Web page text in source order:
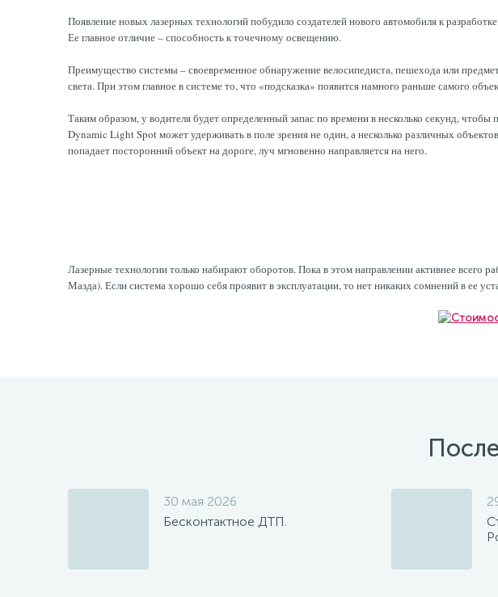
Появление новых лазерных технологий побудило создателей нового автомобиля к
Ее главное отличие – способность к точечному освещению.
Преимущество системы – своевременное обнаружение велосипедиста, пешехода или
света. При этом главное в системе то, что «подсказка» появится намного раньше самого
Таким образом, у водителя будет определенный запас по времени в несколько секунд,
Dynamic Light Spot может удерживать в поле зрения не один, а несколько различных
попадает посторонний объект на дороге, луч мгновенно направляется на него.
Лазерные технологии только набирают оборотов. Пока в этом направлении активнее
Мазда). Если система хорошо себя проявит в эксплуатации, то нет никаких сомнений в ее
30 мая 2026
Бесконтактное ДТП.